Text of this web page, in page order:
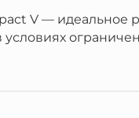
V — идеальное